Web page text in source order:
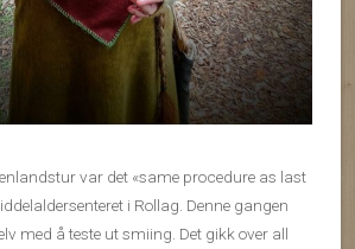
var det «same procedure as last
i Rollag. Denne gangen
med å teste ut smiing. Det gikk over all